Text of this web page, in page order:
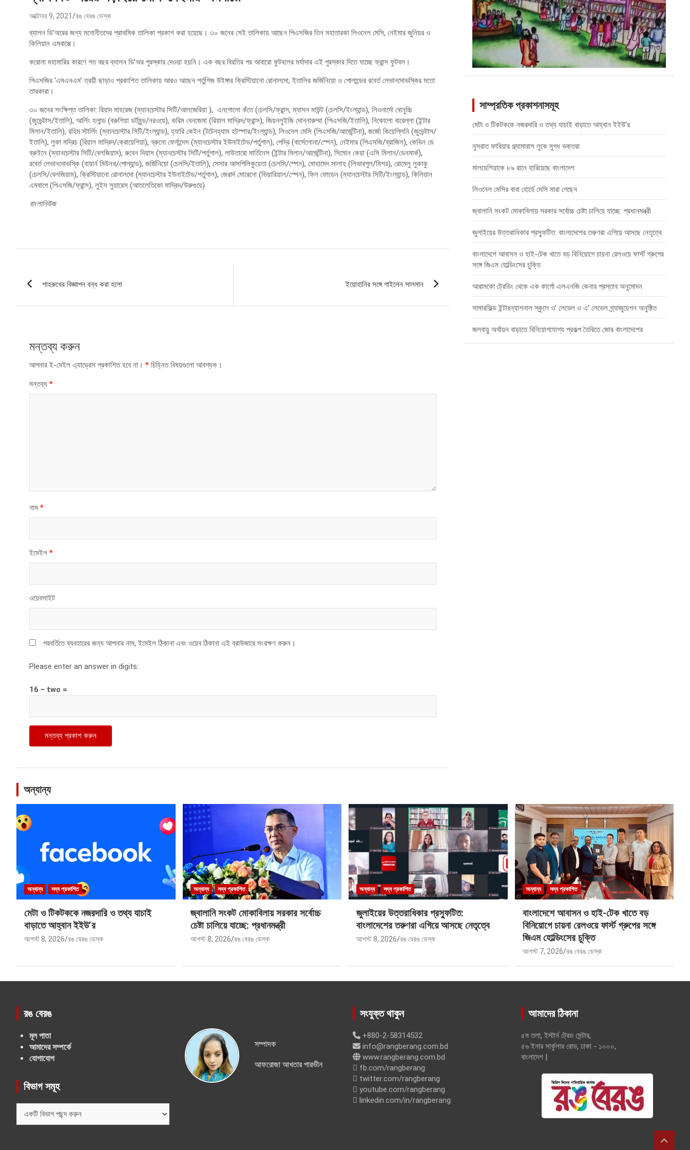
অক্টোবর 9, 2021 রঙ বেরঙ ডেস্ক
ব্যালন ডি’অরের জন্য মনোনীতদের প্রাথমিক তালিকা প্রকাশ করা হয়েছে। ৩০ জনের সেই তালিকায় আছেন পিএসজির তিন মহাতারকা লিওনেল মেসি, নেইমার জুনিয়র ও
কিলিয়ান এমবাপ্পে।
করোনা মহামারির কারণে গত বছর ব্যালন ডি’অর পুরস্কার দেওয়া হয়নি। এক বছর বিরতির পর আবারো ফুটবলের মর্যাদার এই পুরস্কার দিতে যাচ্ছে ফ্রান্স ফুটবল।
পিএসজির ‘এমএনএম’ ত্রয়ী ছাড়াও প্রকাশিত তালিকায় আরও আছেন পর্তুগিজ উইঙ্গার ক্রিস্টিয়ানো রোনালদো, ইতালির জর্জিনিয়ো ও পোলান্ডের রবের্ত লেভানদোভস্কির মতো
তারকারা।
৩০ জনের সংক্ষিপ্ত তালিকা: রিয়াদ মাহরেজ (ম্যানচেস্টার সিটি/আলজেরিয়া ), এনগোলো কঁতে (চেলসি/ফ্রান্স, ম্যাসন মাউন্ট (চেলসি/ইংল্যান্ড), লিওনার্দো বোনুচ্চি
(জুভেন্টাস/ইতালি), আর্লিং হলান্ড (বরুশিয়া ডর্টমুন্ড/নরওয়ে), করিম বেনজেমা (রিয়াল মাদ্রিদ/ফ্রান্স), জিয়নলুইজি দোন্নারুম্মা (পিএসজি/ইতালি), নিকোলো বারেল্লা (ইন্টার
মিলান/ইতালি), রহিম স্টার্লিং (ম্যানচেস্টার সিটি/ইংল্যান্ড), হ্যারি কেইন (টটেনহ্যাম হটস্পার/ইংল্যান্ড), লিওনেল মেসি (পিএসজি/আর্জেন্টিনা), জর্জো কিয়েল্লিনি (জুভেন্টাস/
ইতালি), লুকা মদ্রিচ (রিয়াল মাদ্রিদ/ক্রোয়েশিয়া), ব্রুনো ফের্নান্দেস (ম্যানচেস্টার ইউনাইটেড/পর্তুগাল), পেদ্রি (বার্সেলোনা/স্পেন), নেইমার (পিএসজি/ব্রাজিল), কেভিন ডে
ব্রুইনে (ম্যানচেস্টার সিটি/বেলজিয়াম), রুবেন দিয়াস (ম্যানচেস্টার সিটি/পর্তুগাল), লাউতারো মার্তিনেস (ইন্টার মিলান/আর্জেন্টিনা), সিমোন কেয়া (এসি মিলান/ডেনমার্ক),
রবের্ত লেভানদোভস্কি (বায়ার্ন মিউনখ/পোল্যান্ড), জর্জিনিয়ো (চেলসি/ইতালি), সেসার আসপিলিকুয়েতা (চেলসি/স্পেন), মোহামেদ সালাহ (লিভারপুল/মিশর), রোমেলু লুকাকু
(চেলসি/বেলজিয়াম), ক্রিস্টিয়ানো রোনালদো (ম্যানচেস্টার ইউনাইটেড/পর্তুগাল), জেরার্দ মোরেনো (ভিয়ারিয়াল/স্পেন), ফিল ফোডেন (ম্যানচেস্টার সিটি/ইংল্যান্ড), কিলিয়ান
এমবাপে (পিএসজি/ফ্রান্স), লুইস সুয়ারেস (আতলেতিকো মাদ্রিদ/উরুগুয়ে)
বাংলানিউজ
শাহরুখের বিজ্ঞাপন বন্ধ করা হলো ইয়োহানির সঙ্গে গাইলেন সালমান
মন্তব্য করুন
আপনার ই-মেইল এ্যাড্রেস প্রকাশিত হবে না। * চিহ্নিত বিষয়গুলো আবশ্যক।
মন্তব্য *
নাম *
ইমেইল *
ওয়েবসাইট
পরবর্তিতে ব্যবহারের জন্য আপনার নাম, ইমেইল ঠিকানা এবং ওয়েব ঠিকানা এই ব্রাউজারে সংরক্ষণ করুন।
Please enter an answer in digits:
16 − two =
সাম্প্রতিক প্রকাশনাসমূহ
মেটা ও টিকটককে নজরদারি ও তথ্য যাচাই বাড়াতে আহ্বান ইইউ’র
নুসরাত ফারিয়ার গ্ল্যামারাস লুকে মুগ্ধ ভক্তরা
মালয়েশিয়াকে ৮৯ রানে হারিয়েছে বাংলাদেশ
লিওনেল মেসির বাবা হোর্হে মেসি মারা গেছেন
জ্বালানি সংকট মোকাবিলায় সরকার সর্বোচ্চ চেষ্টা চালিয়ে যাচ্ছে: প্রধানমন্ত্রী
জুলাইয়ের উত্তরাধিকার প্রস্ফুটিত: বাংলাদেশের তরুণরা এগিয়ে আসছে নেতৃত্বে
বাংলাদেশে আবাসন ও হাই-টেক খাতে বড় বিনিয়োগে চায়না রেলওয়ে ফার্স্ট গ্রুপের
সঙ্গে জিএম হোল্ডিংসের চুক্তি
আরামকো ট্রেডিং থেকে এক কার্গো এলএনজি কেনার প্রস্তাব অনুমোদন
সামারফিল্ড ইন্টারন্যাশনাল স্কুলে ও’ লেভেল ও এ’ লেভেল গ্র্যাজুয়েশন অনুষ্ঠিত
জলবায়ু অর্থায়ন বাড়াতে বিনিয়োগযোগ্য প্রকল্প তৈরিতে জোর বাংলাদেশের
অন্যান্য
অন্যান্য সদ্য প্রকাশিত
মেটা ও টিকটককে নজরদারি ও তথ্য যাচাই
বাড়াতে আহ্বান ইইউ’র
আগস্ট 8, 2026 রঙ বেরঙ ডেস্ক
অন্যান্য সদ্য প্রকাশিত
জ্বালানি সংকট মোকাবিলায় সরকার সর্বোচ্চ
চেষ্টা চালিয়ে যাচ্ছে: প্রধানমন্ত্রী
আগস্ট 8, 2026 রঙ বেরঙ ডেস্ক
অন্যান্য সদ্য প্রকাশিত
জুলাইয়ের উত্তরাধিকার প্রস্ফুটিত:
বাংলাদেশের তরুণরা এগিয়ে আসছে নেতৃত্বে
আগস্ট 8, 2026 রঙ বেরঙ ডেস্ক
অন্যান্য সদ্য প্রকাশিত
বাংলাদেশে আবাসন ও হাই-টেক খাতে বড়
বিনিয়োগে চায়না রেলওয়ে ফার্স্ট গ্রুপের সঙ্গে
জিএম হোল্ডিংসের চুক্তি
আগস্ট 7, 2026 রঙ বেরঙ ডেস্ক
রঙ বেরঙ
মূল পাতা
আমাদের সম্পর্কে
যোগাযোগ
বিভাগ সমূহ
সমূহ
সম্পাদক
আফরোজা আখতার পারভীন
সংযুক্ত থাকুন
+880-2-58314532
info@rangberang.com.bd
www.rangberang.com.bd
fb.com/rangberang
twitter.com/rangberang
youtube.com/rangberang
linkedin.com/in/rangberang
আমাদের ঠিকানা
৫ম তলা, ইস্টার্ন ট্রেড সেন্টার,
৫৬ ইনার সার্কুলার রোড, ঢাকা - ১০০০,
বাংলাদেশ |